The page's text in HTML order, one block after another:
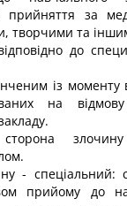
за
творчими та
до
із моменту
на
сторона злочину
-
прийому до